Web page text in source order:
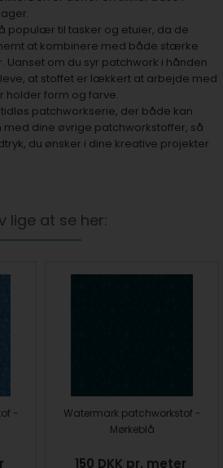
populær til tasker og etuier, da de
at kombinere med både stærke
om du syr patchwork i hånden
at stoffet er lækkert at arbejde med
holder form og farve.
patchworkserie, der både kan
dine øvrige patchworkstoffer, så
du ønsker i dine kreative projekter
lige at se her:
-
Watermark patchworkstof -
Mørkeblå
150 DKK pr. meter